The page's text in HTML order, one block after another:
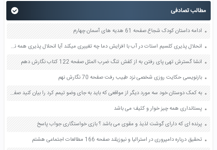
مطالب تصادفی
ادامه داستان کودک شجاع صفحه 61 هدیه های آسمان چهارم
انحلال پذیری کلسیم استات در آب با افزایش دما چه تغییری میکند آیا انحلال پذیری همه نمک ها در آب با افزایش دما افزایش می یابد صفحه 136 آزمایشگاه علوم تجربی دهم
انشا گسترش تهی پای رفتن به از کفش تنگ ضرب المثل صفحه 122 کتاب نگارش دهم
بازنویسی حکایت روزی شخصی نزد طبیب رفت صفحه 70 نگارش نهم
به کمک دوستان خود سه مورد دیگر از مواقعی که باید به جای وضو تیمم کرد را بیان کنید صفحه 68 پیام های آسمان نهم
پستانداری همه چیز خوار و کثیف می باشد
پرنده ای که دارای گوشت لذیذ و مقوی می باشد ؟ بازی خواستگاری جواب پاسخ
تحقیق درباره دامپروری در استرالیا و نیوزیلند صفحه 166 مطالعات اجتماعی هشتم